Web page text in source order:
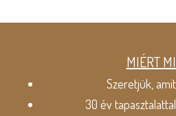
MIÉRT
Szeretjük,
30 év